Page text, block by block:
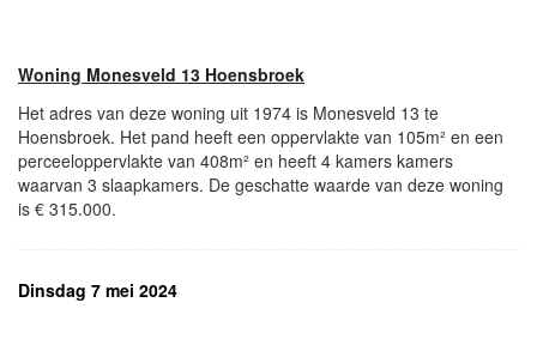
Woning Monesveld 13 Hoensbroek
Het adres van deze woning uit 1974 is Monesveld 13 te
Hoensbroek. Het pand heeft een oppervlakte van 105m² en een
perceeloppervlakte van 408m² en heeft 4 kamers kamers
waarvan 3 slaapkamers. De geschatte waarde van deze woning
is € 315.000.
Dinsdag 7 mei 2024